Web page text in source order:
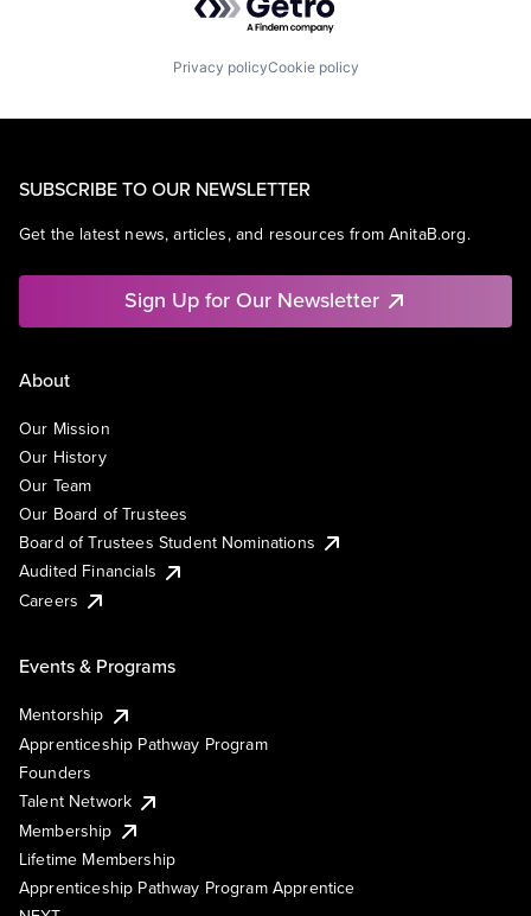
Privacy policyCookie policy
SUBSCRIBE TO OUR NEWSLETTER
Get the latest news, articles, and resources from AnitaB.org.
Sign Up for Our Newsletter
About
Our Mission
Our History
Our Team
Our Board of Trustees
Board of Trustees Student Nominations
Audited Financials
Careers
Events & Programs
Mentorship
Apprenticeship Pathway Program
Founders
Talent Network
Membership
Lifetime Membership
Apprenticeship Pathway Program Apprentice